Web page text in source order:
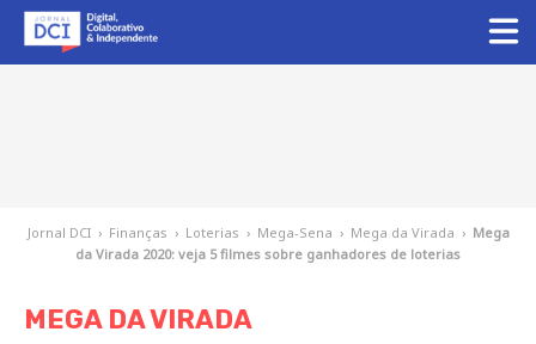
Jornal DCI › Finanças › Loterias › Mega-Sena › Mega da Virada › Mega
da Virada 2020: veja 5 filmes sobre ganhadores de loterias
MEGA DA VIRADA